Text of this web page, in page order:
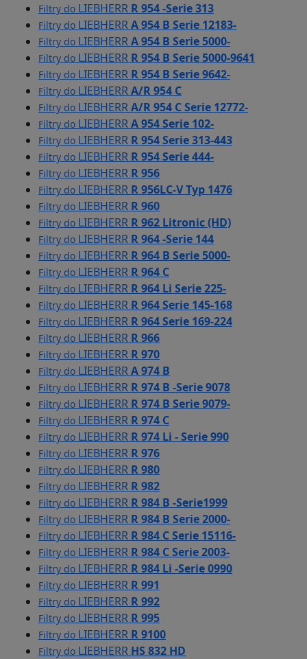
Filtry do LIEBHERR R 954 -Serie 313
Filtry do LIEBHERRA 954 B Serie 12183-
Filtry do LIEBHERRA 954 B Serie 5000-
Filtry do LIEBHERR R 954 B Serie 5000-9641
Filtry do LIEBHERR R 954 B Serie 9642-
Filtry do LIEBHERRA/R 954 C
Filtry do LIEBHERRA/R 954 C Serie 12772-
Filtry do LIEBHERRA 954 Serie 102-
Filtry do LIEBHERR R 954 Serie 313-443
Filtry do LIEBHERR R 954 Serie 444-
Filtry do LIEBHERR R 956
Filtry do LIEBHERR R 956LC-V Typ 1476
Filtry do LIEBHERR R 960
Filtry do LIEBHERR R 962 Litronic (HD)
Filtry do LIEBHERR R 964 -Serie 144
Filtry do LIEBHERR R 964 B Serie 5000-
Filtry do LIEBHERR R 964 C
Filtry do LIEBHERR R 964 Li Serie 225-
Filtry do LIEBHERR R 964 Serie 145-168
Filtry do LIEBHERR R 964 Serie 169-224
Filtry do LIEBHERR R 966
Filtry do LIEBHERR R 970
Filtry do LIEBHERRA 974 B
Filtry do LIEBHERR R 974 B -Serie 9078
Filtry do LIEBHERR R 974 B Serie 9079-
Filtry do LIEBHERR R 974 C
Filtry do LIEBHERR R 974 Li - Serie 990
Filtry do LIEBHERR R 976
Filtry do LIEBHERR R 980
Filtry do LIEBHERR R 982
Filtry do LIEBHERR R 984 B -Serie1999
Filtry do LIEBHERR R 984 B Serie 2000-
Filtry do LIEBHERR R 984 C Serie 15116-
Filtry do LIEBHERR R 984 C Serie 2003-
Filtry do LIEBHERR R 984 Li -Serie 0990
Filtry do LIEBHERR R 991
Filtry do LIEBHERR R 992
Filtry do LIEBHERR R 995
Filtry do LIEBHERR R 9100
Filtry do LIEBHERR HS 832 HD